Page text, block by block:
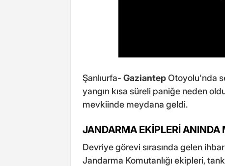
Şanlıurfa- GaziantepOtoyolu'nda
yangın kısa süreli paniğe neden
mevkiinde meydana geldi.
JANDARMA EKİPLERİ ANINDA
Devriye görevi sırasında gelen
Jandarma Komutanlığı ekipleri,